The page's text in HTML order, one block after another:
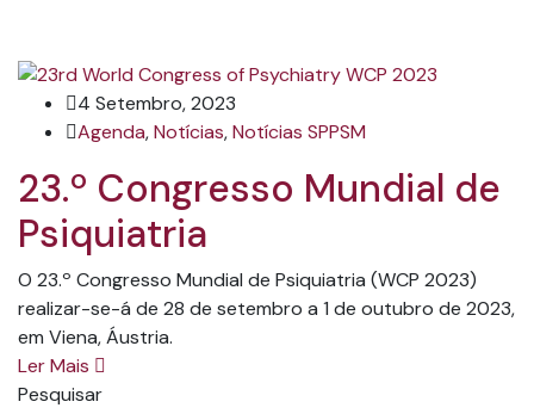
4 Setembro, 2023
Agenda,Notícias,Notícias SPPSM
23.º Congresso Mundial de
Psiquiatria
O 23.º Congresso Mundial de Psiquiatria (WCP 2023)
realizar-se-á de 28 de setembro a 1 de outubro de 2023,
em Viena, Áustria.
Ler Mais
Pesquisar